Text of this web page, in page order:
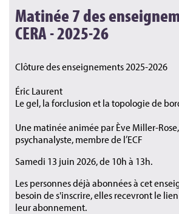
Matinée 7 des
CERA - 2025-26
Clôture des enseignements 2025-2026
Éric Laurent
Le gel, la forclusion et la topologie de
Une matinée animée par Ève Miller-Rose,
psychanalyste, membre de l’ECF
Samedi 13 juin 2026, de 10h à 13h.
Les personnes déjà abonnées à cet
besoin de s'inscrire, elles recevront le
leur abonnement.